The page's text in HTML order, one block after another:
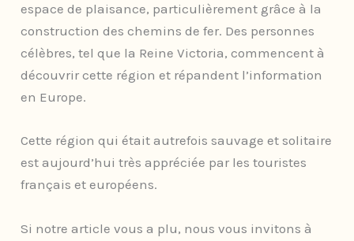
espace de plaisance, particulièrement grâce à la
construction des chemins de fer. Des personnes
célèbres, tel que la Reine Victoria, commencent à
découvrir cette région et répandent l’information
en Europe.
Cette région qui était autrefois sauvage et solitaire
est aujourd’hui très appréciée par les touristes
français et européens.
Si notre article vous a plu, nous vous invitons à